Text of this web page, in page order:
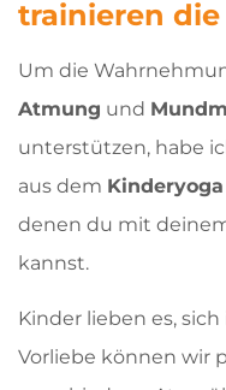
trainieren
Um die
Atmung und
unterstützen, habe
aus dem Kinderyoga
denen du mit
kannst.
Kinder lieben es, sich
Vorliebe können wir